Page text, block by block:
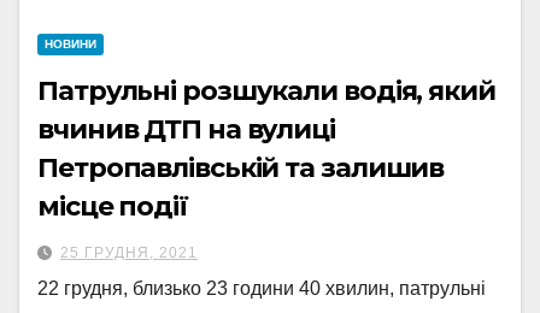
НОВИНИ
Патрульні розшукали водія, який
вчинив ДТП на вулиці
Петропавлівській та залишив
місце події
25 ГРУДНЯ, 2021
22 грудня, близько 23 години 40 хвилин, патрульні